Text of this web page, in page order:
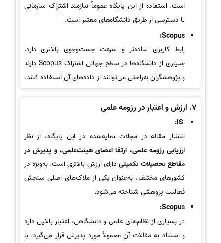
است. استفاده از این پایگاه عموماً نیازمند اشتراک سازمانی
یا دسترسی از طریق دانشگاه‌های معتبر است.
Scopus:
رابط کاربری ساده‌تر و سرعت جست‌وجوی بالاتری دارد.
بسیاری از دانشگاه‌ها در سطح جهانی اشتراک Scopus دارند
و پژوهشگران به‌راحتی می‌توانند از داده‌های آن استفاده کنند.
7. ارزش و اعتبار در رزومه علمی
ISI:
انتشار مقاله در مجلات نمایه‌شده در این پایگاه، از نظر
ارزیابی رزومه علمی، ارتقا اعضای هیئت‌علمی، و پذیرش در
مقاطع تحصیلات تکمیلی دارای ارزش بالاتری است. به‌ویژه در
کشورهای مختلف، به‌عنوان یکی از ملاک‌های اصلی سنجش
فعالیت پژوهشی شناخته می‌شود.
Scopus:
در بسیاری از نظام‌های علمی و دانشگاهی، اعتبار بالایی دارد
و استناد به مقالات آن معمولاً مورد پذیرش قرار می‌گیرد. با